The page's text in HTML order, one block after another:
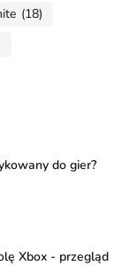
(18)
do gier?
Xbox - przegląd